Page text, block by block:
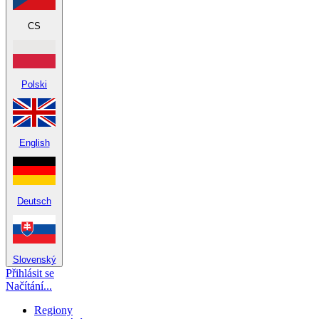
CS
Polski
English
Deutsch
Slovenský
Přihlásit se
Načítání...
Regiony